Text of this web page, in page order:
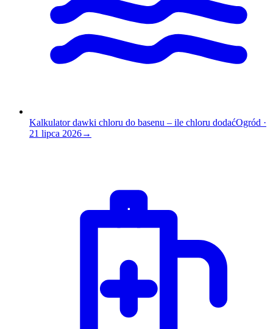
Kalkulator dawki chloru do basenu – ile chloru dodaćOgród ·
21 lipca 2026→